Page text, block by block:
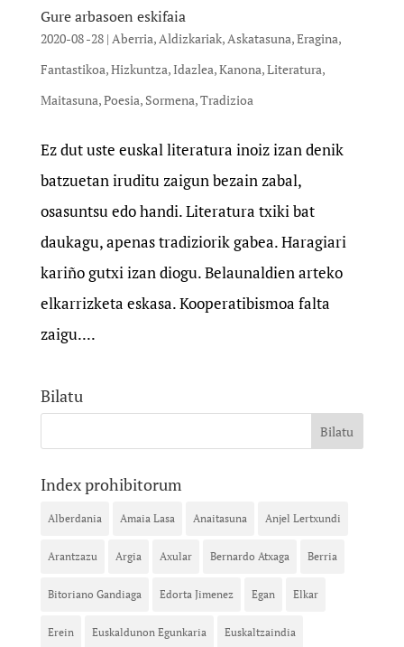
Gure arbasoen eskifaia
2020-08 -28| Aberria,Aldizkariak,Askatasuna,Eragina,
Fantastikoa,Hizkuntza,Idazlea,Kanona,Literatura,
Maitasuna,Poesia, Sormena,Tradizioa
Ez dut uste euskal literatura inoiz izan denik
batzuetan iruditu zaigun bezain zabal,
osasuntsu edo handi. Literatura txiki bat
daukagu, apenas tradiziorik gabea. Haragiari
kariño gutxi izan diogu. Belaunaldien arteko
elkarrizketa eskasa. Kooperatibismoa falta
zaigu....
Bilatu
Index prohibitorum
Alberdania Amaia Lasa Anaitasuna Anjel Lertxundi
Arantzazu Argia Axular Bernardo Atxaga Berria
Bitoriano Gandiaga Edorta Jimenez Egan Elkar
Erein Euskaldunon Egunkaria Euskaltzaindia